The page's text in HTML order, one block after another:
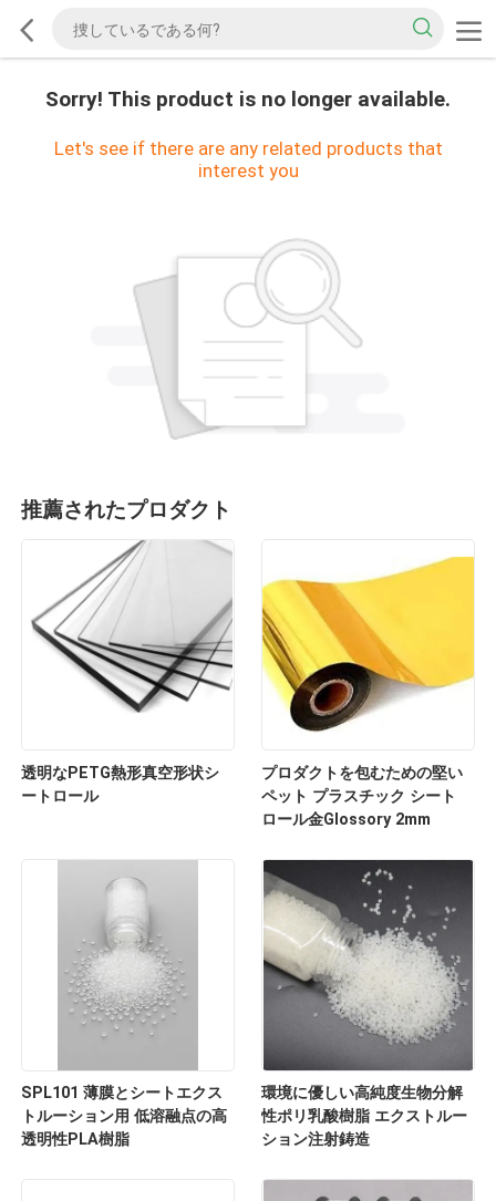
Sorry! This product is no longer available.
Let's see if there are any related products that
interest you
推薦されたプロダクト
透明なPETG熱形真空形状シ
ートロール
プロダクトを包むための堅い
ペット プラスチック シート
ロール金Glossory 2mm
SPL101 薄膜とシートエクス
トルーション用 低溶融点の高
透明性PLA樹脂
環境に優しい高純度生物分解
性ポリ乳酸樹脂 エクストルー
ション注射鋳造